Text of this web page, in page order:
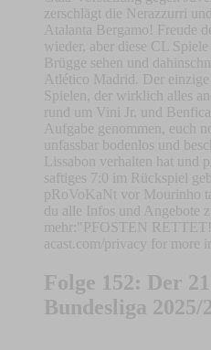
zerschlägt die Nerazzurri
Atalanta Bergamo! Freude
wieder, aber diese CL
Brügge sehen und
Atlético Madrid. Der
Spielen, der wirklich alles
rund um Vini Jr. und
Aufgabe genommen, euch
unfassbar bodenlos und
Lissabon verhalten hat und
saftiges 7:0 im Rückspiel
pRoVoKaNt vor Mourinho
du alle Infos und Angebote
mehr:"PFOSTEN
acast.com/privacy for more
Folge 152: Der
Bundesliga 2025/